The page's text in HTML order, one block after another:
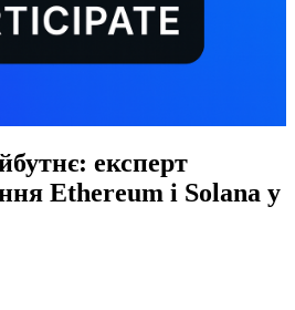
експерт
Ethereum і Solana у